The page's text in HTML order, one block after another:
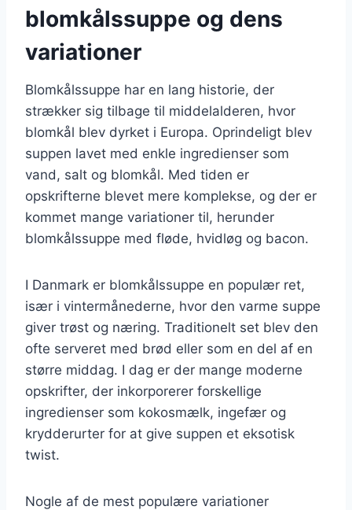
blomkålssuppe og dens
variationer
Blomkålssuppe har en lang historie, der
strækker sig tilbage til middelalderen, hvor
blomkål blev dyrket i Europa. Oprindeligt blev
suppen lavet med enkle ingredienser som
vand, salt og blomkål. Med tiden er
opskrifterne blevet mere komplekse, og der er
kommet mange variationer til, herunder
blomkålssuppe med fløde, hvidløg og bacon.
I Danmark er blomkålssuppe en populær ret,
især i vintermånederne, hvor den varme suppe
giver trøst og næring. Traditionelt set blev den
ofte serveret med brød eller som en del af en
større middag. I dag er der mange moderne
opskrifter, der inkorporerer forskellige
ingredienser som kokosmælk, ingefær og
krydderurter for at give suppen et eksotisk
twist.
Nogle af de mest populære variationer